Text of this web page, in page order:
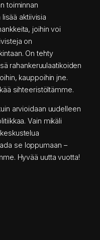
toiminnan
aktiivisia
joihin voi
on
On tehty
rahankeruulaatikoiden
kauppoihin jne.
sihteeristöltämme.
arvioidaan uudelleen
Vain mikäli
se loppumaan –
Hyvää uutta vuotta!